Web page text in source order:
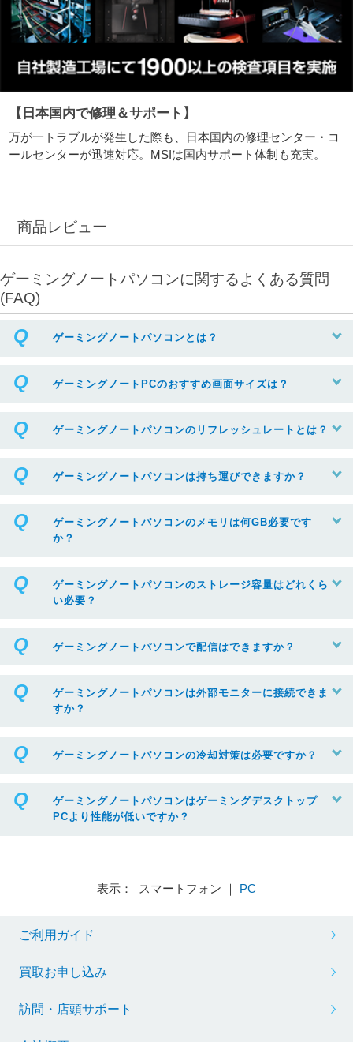
【日本国内で修理＆サポート】
万が一トラブルが発生した際も、日本国内の修理センター・コ
ールセンターが迅速対応。MSIは国内サポート体制も充実。
商品レビュー
ゲーミングノートパソコンに関するよくある質問
(FAQ)
ゲーミングノートパソコンとは？
ゲーミングノートPCのおすすめ画面サイズは？
ゲーミングノートパソコンのリフレッシュレートとは？
ゲーミングノートパソコンは持ち運びできますか？
ゲーミングノートパソコンのメモリは何GB必要です
か？
ゲーミングノートパソコンのストレージ容量はどれくら
い必要？
ゲーミングノートパソコンで配信はできますか？
ゲーミングノートパソコンは外部モニターに接続できま
すか？
ゲーミングノートパソコンの冷却対策は必要ですか？
ゲーミングノートパソコンはゲーミングデスクトップ
PCより性能が低いですか？
表示： スマートフォン ｜ PC
ご利用ガイド
買取お申し込み
訪問・店頭サポート